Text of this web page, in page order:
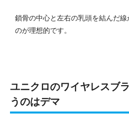
鎖骨の中心と左右の乳頭を結んだ
のが理想的です。
ユニクロのワイヤレスブ
うのはデマ